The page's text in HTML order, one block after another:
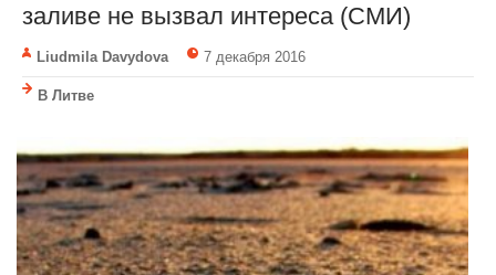
заливе не вызвал интереса (СМИ)
Liudmila Davydova 7 декабря 2016
В Литве